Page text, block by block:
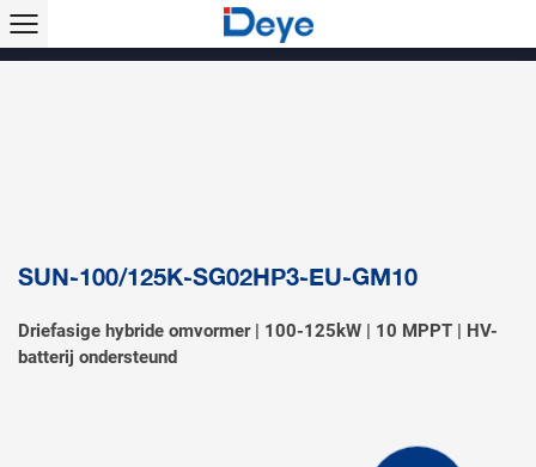
SUN-100/125K-SG02HP3-EU-GM10
Driefasige hybride omvormer | 100-125kW | 10 MPPT | HV-
batterij ondersteund